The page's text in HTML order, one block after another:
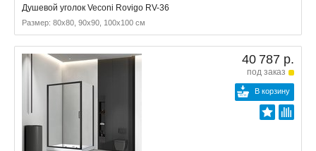
Душевой уголок Veconi Rovigo RV-36
Размер: 80x80, 90x90, 100x100 см
40 787 р.
под заказ
В корзину